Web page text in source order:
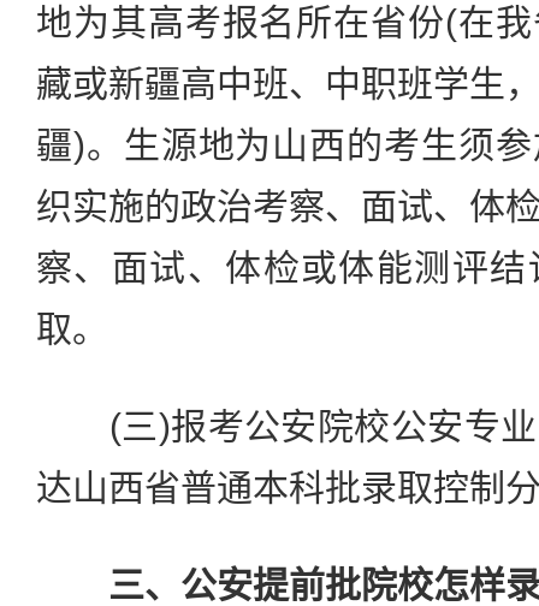
地为其高考报名所在省份(在
藏或新疆高中班、中职班学生
疆)。生源地为山西的考生须
织实施的政治考察、面试、体
察、面试、体检或体能测评
取。
(三)报考公安院校公安专业
达山西省普通本科批录取控制
三、公安提前批院校怎样